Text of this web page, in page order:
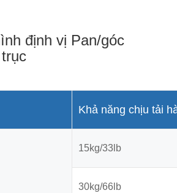
định vị Pan/góc
Khả năng chịu tải
15kg/33lb
30kg/66lb